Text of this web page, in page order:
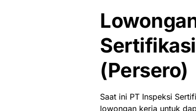
(Persero)
Saat ini PT Inspeksi
lowongan kerja untuk